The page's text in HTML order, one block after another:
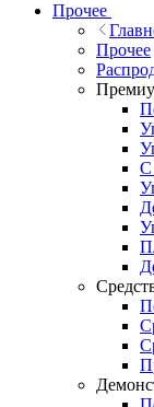
Прочее
Прочее
С